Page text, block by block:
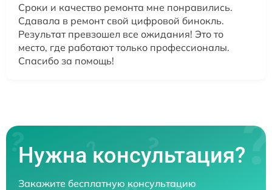
Сроки и качество ремонта мне понравились.
Сдавала в ремонт свой цифровой бинокль.
Результат превзошел все ожидания! Это то
место, где работают только профессионалы.
Спасибо за помощь!
Нужна консультация?
Закажите бесплатную консультацию